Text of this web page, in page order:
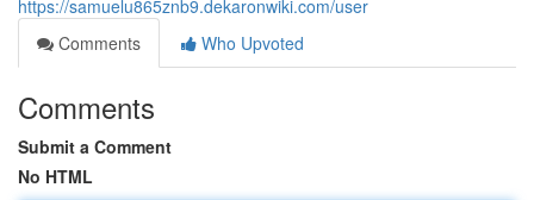
https://samuelu865znb9.dekaronwiki.com/user
Comments
Who Upvoted
Comments
Submit a Comment
No HTML